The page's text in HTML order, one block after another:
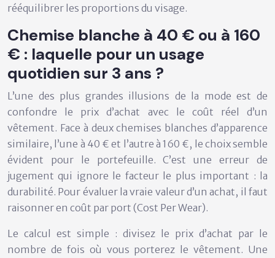
rééquilibrer les proportions du visage.
Chemise blanche à 40 € ou à 160
€ : laquelle pour un usage
quotidien sur 3 ans ?
L’une des plus grandes illusions de la mode est de
confondre le prix d’achat avec le coût réel d’un
vêtement. Face à deux chemises blanches d’apparence
similaire, l’une à 40 € et l’autre à 160 €, le choix semble
évident pour le portefeuille. C’est une erreur de
jugement qui ignore le facteur le plus important : la
durabilité. Pour évaluer la vraie valeur d’un achat, il faut
raisonner en coût par port (Cost Per Wear).
Le calcul est simple : divisez le prix d’achat par le
nombre de fois où vous porterez le vêtement. Une